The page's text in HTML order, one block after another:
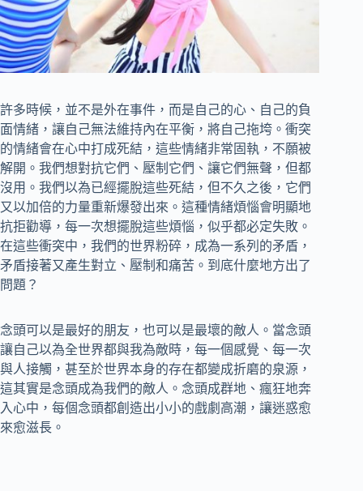
許多時候，並不是外在事件，而是自己的心、自己的負
面情緒，讓自己無法維持內在平衡，將自己拖垮。衝突
的情緒會在心中打成死結，這些情緒非常固執，不願被
解開。我們想對抗它們、壓制它們、讓它們無聲，但都
沒用。我們以為已經擺脫這些死結，但不久之後，它們
又以加倍的力量重新爆發出來。這種情緒煩惱會明顯地
抗拒勸導，每一次想擺脫這些煩惱，似乎都必定失敗。
在這些衝突中，我們的世界粉碎，成為一系列的矛盾，
矛盾接著又產生對立、壓制和痛苦。到底什麼地方出了
問題？
念頭可以是最好的朋友，也可以是最壞的敵人。當念頭
讓自己以為全世界都與我為敵時，每一個感覺、每一次
與人接觸，甚至於世界本身的存在都變成折磨的泉源，
這其實是念頭成為我們的敵人。念頭成群地、瘋狂地奔
入心中，每個念頭都創造出小小的戲劇高潮，讓迷惑愈
來愈滋長。